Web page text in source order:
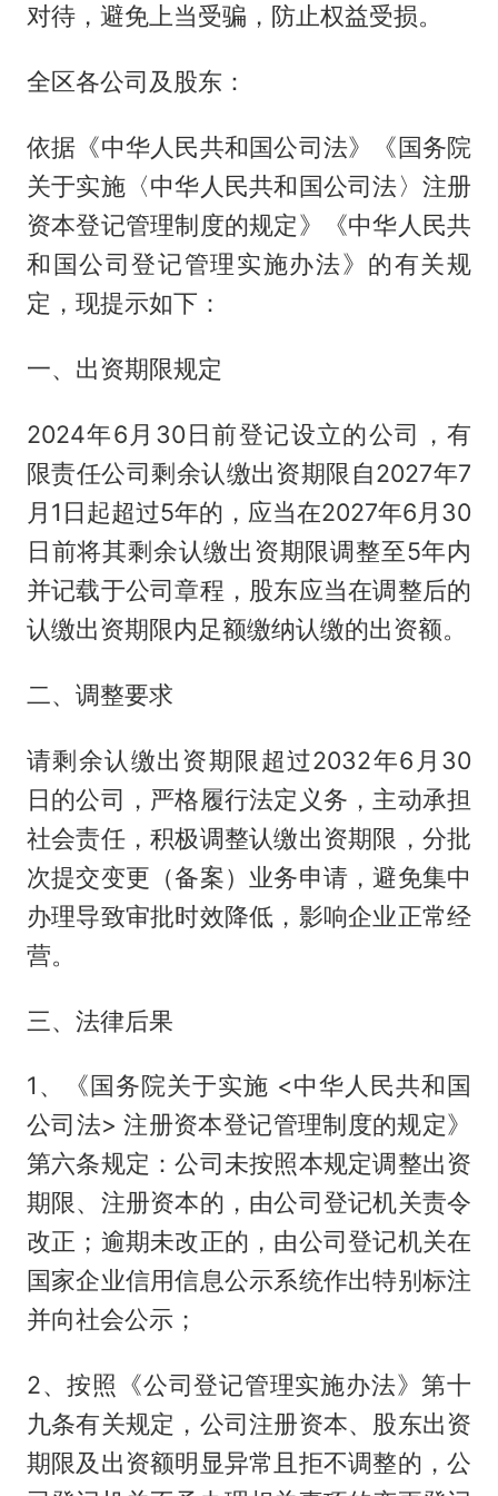
对待，避免上当受骗，防止权益受损。
全区各公司及股东：
依据《中华人民共和国公司法》《国务院
关于实施〈中华人民共和国公司法〉注册
资本登记管理制度的规定》《中华人民共
和国公司登记管理实施办法》的有关规
定，现提示如下：
一、出资期限规定
2024年6月30日前登记设立的公司，有
限责任公司剩余认缴出资期限自2027年7
月1日起超过5年的，应当在2027年6月30
日前将其剩余认缴出资期限调整至5年内
并记载于公司章程，股东应当在调整后的
认缴出资期限内足额缴纳认缴的出资额。
二、调整要求
请剩余认缴出资期限超过2032年6月30
日的公司，严格履行法定义务，主动承担
社会责任，积极调整认缴出资期限，分批
次提交变更（备案）业务申请，避免集中
办理导致审批时效降低，影响企业正常经
营。
三、法律后果
1、《国务院关于实施 <中华人民共和国
公司法> 注册资本登记管理制度的规定》
第六条规定：公司未按照本规定调整出资
期限、注册资本的，由公司登记机关责令
改正；逾期未改正的，由公司登记机关在
国家企业信用信息公示系统作出特别标注
并向社会公示；
2、按照《公司登记管理实施办法》第十
九条有关规定，公司注册资本、股东出资
期限及出资额明显异常且拒不调整的，公